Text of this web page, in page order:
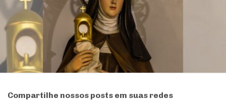
Compartilhe nossos posts em suas redes